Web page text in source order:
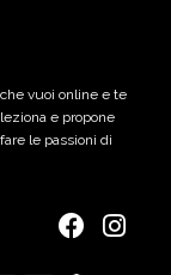
vuoi online e te
e propone
le passioni di